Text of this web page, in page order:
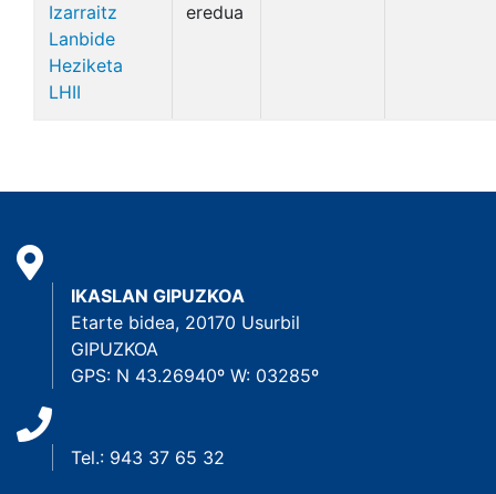
Izarraitz
Lanbide
Heziketa
LHII
eredua
IKASLAN GIPUZKOA
Etarte bidea, 20170 Usurbil
GIPUZKOA
GPS: N 43.26940º W: 03285º
Tel.: 943 37 65 32